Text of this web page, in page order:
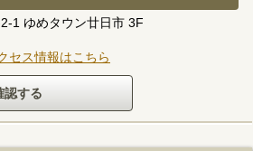
1 ゆめタウン廿日市 3F
セス情報はこちら